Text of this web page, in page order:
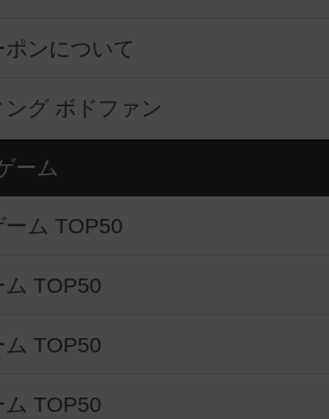
ンについて
グ ボドファン
ーム
ム TOP50
TOP50
TOP50
TOP50